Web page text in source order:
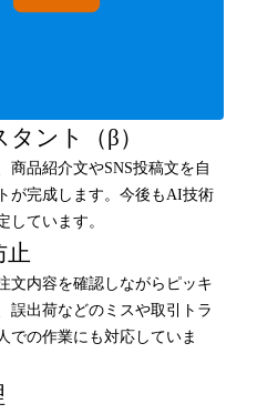
ント（β）
商品紹介文やSNS投稿文を自
が完成します。今後もAI技術
しています。
止
文内容を確認しながらピッキ
誤出荷などのミスや取引トラ
での作業にも対応していま